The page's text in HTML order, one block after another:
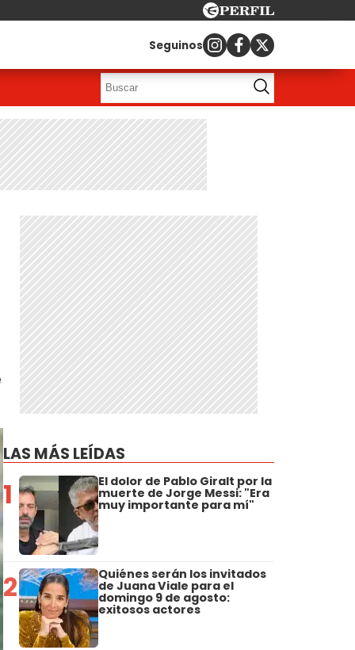
Seguinos
LAS MÁS LEÍDAS
1 El dolor de Pablo Giralt por la
muerte de Jorge Messi: "Era
muy importante para mí"
2 Quiénes serán los invitados
de Juana Viale para el
domingo 9 de agosto:
exitosos actores